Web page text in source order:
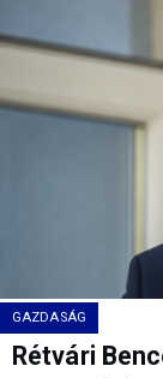
GAZDASÁG
Rétvári